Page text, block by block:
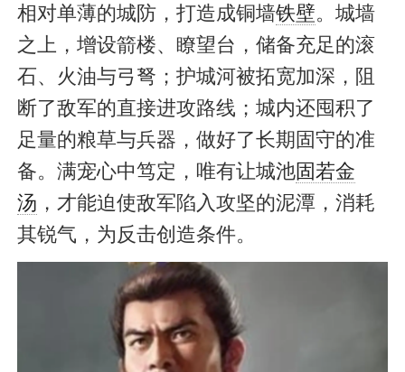
相对单薄的城防，打造成铜墙铁壁。城墙
之上，增设箭楼、瞭望台，储备充足的滚
石、火油与弓弩；护城河被拓宽加深，阻
断了敌军的直接进攻路线；城内还囤积了
足量的粮草与兵器，做好了长期固守的准
备。满宠心中笃定，唯有让城池固若金
汤 ，才能迫使敌军陷入攻坚的泥潭，消耗
其锐气，为反击创造条件。